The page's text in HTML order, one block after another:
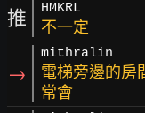
推 HMKRL
不一定
→
mithralin
電梯旁邊的房
常會